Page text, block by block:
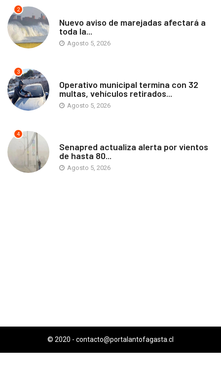
2
Nuevo aviso de marejadas afectará a
toda la...
Agosto 5, 2026
3
Operativo municipal termina con 32
multas, vehículos retirados...
Agosto 5, 2026
4
Senapred actualiza alerta por vientos
de hasta 80...
Agosto 5, 2026
© 2020 - contacto@portalantofagasta.cl